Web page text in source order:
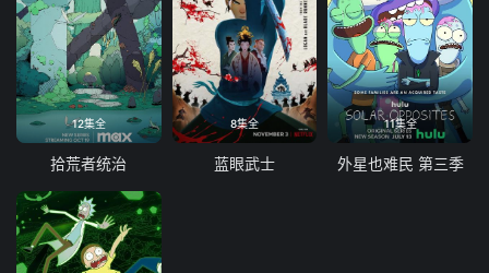
12集全
拾荒者统治
8集全
蓝眼武士
11集全
外星也难民 第三季